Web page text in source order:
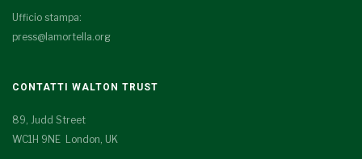
Ufficio stampa:
press@lamortella.org
CONTATTI WALTON TRUST
89, Judd Street
WC1H 9NE London, UK